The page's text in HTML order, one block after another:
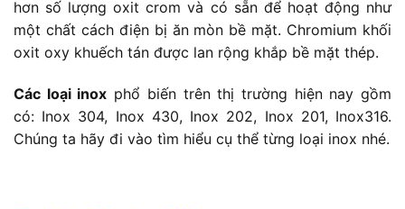
hơn số lượng oxit crom và có sẵn để hoạt động như
một chất cách điện bị ăn mòn bề mặt. Chromium khối
oxit oxy khuếch tán được lan rộng khắp bề mặt thép.
Các loại inox phổ biến trên thị trường hiện nay gồm
có: Inox 304, Inox 430, Inox 202, Inox 201, Inox316.
Chúng ta hãy đi vào tìm hiểu cụ thể từng loại inox nhé.